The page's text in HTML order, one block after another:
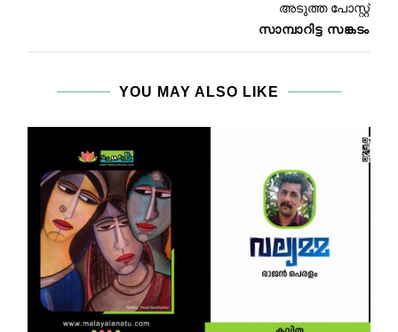
അടുത്ത പോസ്റ്റ്
സാമ്പാറിട്ട സങ്കടം
YOU MAY ALSO LIKE